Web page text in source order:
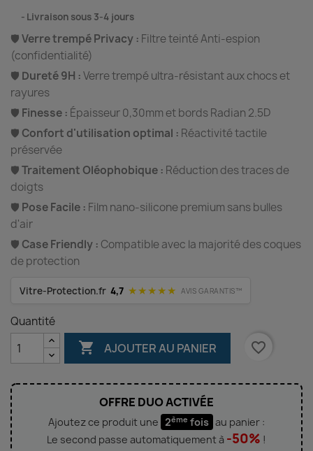
Livraison sous 3-4 jours
🛡️Verre trempé Privacy : Filtre teinté Anti-espion
(confidentialité)
🛡️ Dureté 9H :Verre trempé ultra-résistant aux chocs et
rayures
🛡️ Finesse : Épaisseur 0,30mm et bords Radian 2.5D
🛡️ Confort d'utilisation optimal : Réactivité tactile
préservée
🛡️Traitement Oléophobique : Réduction des traces de
doigts
🛡️ Pose Facile : Film nano-silicone premium sans bulles
d'air
🛡️ Case Friendly : Compatible avec la majorité des coques
de protection
Vitre-Protection.fr 4,7 ★★★★★ AVIS GARANTIS™
Quantité
 AJOUTER AU PANIER favorite_border
OFFRE DUO ACTIVÉE
Ajoutez ce produit une 2ème fois au panier :
Le second passe automatiquement à -50% !